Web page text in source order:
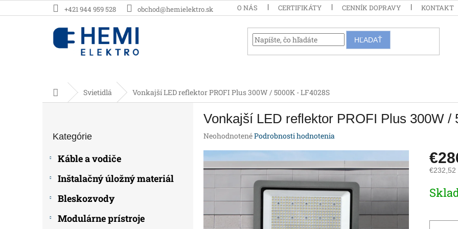
na
+421 944 959 528 obchod@hemielektro.sk O NÁS CERTIFIKÁTY CENNÍK DOPRAVY KONTAKT
HĽADAŤ
DomovSvietidlá Vonkajší LED reflektor PROFI Plus 300W / 5000K - LF4028S
kategórie
Kategórie
Káble a vodiče
Inštalačný úložný materiál
Bleskozvody
Modulárne prístroje
Vonkajší LED reflektor PROFI Plus 300W /
Priemerné
hviezdičiek.
NeohodnotenéPodrobnosti hodnotenia
€232,52
cena: